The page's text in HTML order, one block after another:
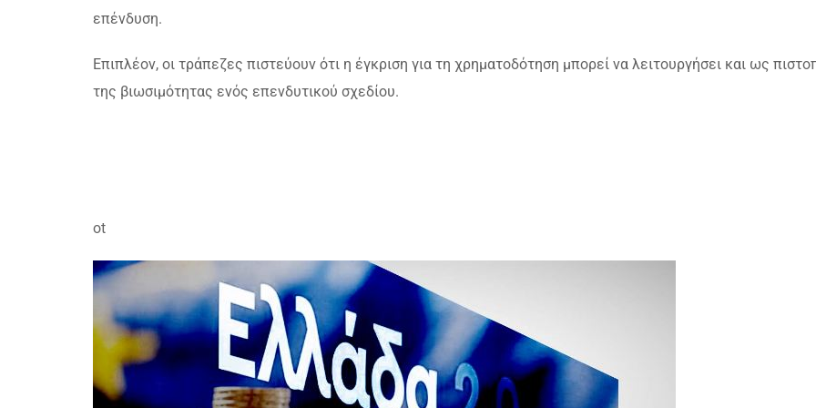
επένδυση.
Επιπλέον, οι τράπεζες πιστεύουν ότι η έγκριση για τη χρηματοδότηση μπορεί να λειτουργήσει και ως
της βιωσιμότητας ενός επενδυτικού σχεδίου.
ot